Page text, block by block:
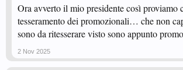
Ora avverto il mio presidente così proviamo
tesseramento dei promozionali… che non
sono da ritesserare visto sono appunto
2 Nov 2025